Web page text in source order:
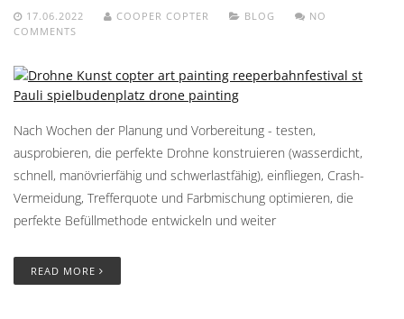
17.06.2022 COOPER COPTER BLOG
NO
COMMENTS
Nach Wochen der Planung und Vorbereitung - testen,
ausprobieren, die perfekte Drohne konstruieren (wasserdicht,
schnell, manövrierfähig und schwerlastfähig), einfliegen, Crash-
Vermeidung, Trefferquote und Farbmischung optimieren, die
perfekte Befüllmethode entwickeln und weiter
READ MORE